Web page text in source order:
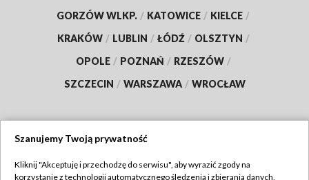
GORZÓW WLKP. / KATOWICE / KIELCE /
KRAKÓW / LUBLIN / ŁÓDŹ / OLSZTYN /
OPOLE / POZNAŃ / RZESZÓW /
SZCZECIN / WARSZAWA / WROCŁAW
Szanujemy Twoją prywatność
Kliknij "Akceptuję i przechodzę do serwisu", aby wyrazić zgody na
korzystanie z technologii automatycznego śledzenia i zbierania danych,